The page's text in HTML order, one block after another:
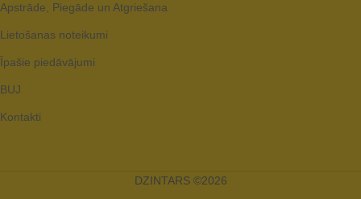
Apstrāde, Piegāde un Atgriešana
Lietošanas noteikumi
Īpašie piedāvājumi
BUJ
Kontakti
DZINTARS ©2026